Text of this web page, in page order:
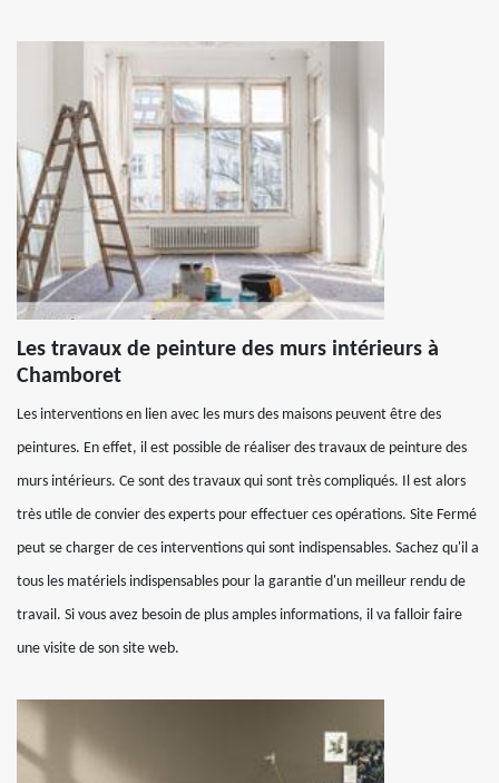
Les travaux de peinture des murs intérieurs à
Chamboret
Les interventions en lien avec les murs des maisons peuvent être des
peintures. En effet, il est possible de réaliser des travaux de peinture des
murs intérieurs. Ce sont des travaux qui sont très compliqués. Il est alors
très utile de convier des experts pour effectuer ces opérations. Site Fermé
peut se charger de ces interventions qui sont indispensables. Sachez qu'il a
tous les matériels indispensables pour la garantie d'un meilleur rendu de
travail. Si vous avez besoin de plus amples informations, il va falloir faire
une visite de son site web.